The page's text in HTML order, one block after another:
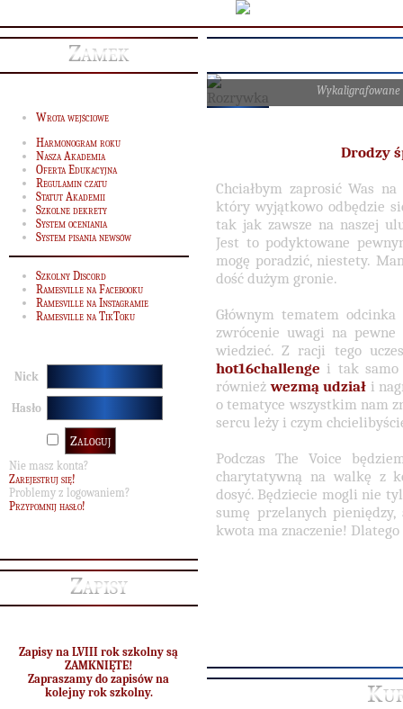
Zamek
Wrota wejściowe
Harmonogram roku
Nasza Akademia
Oferta Edukacyjna
Regulamin czatu
Statut Akademii
Szkolne dekrety
System oceniania
System pisania newsów
Szkolny Discord
Ramesville na Facebooku
Ramesville na Instagramie
Ramesville na TikToku
Nick
Hasło
Nie masz konta?
Zarejestruj się!
Problemy z logowaniem?
Przypomnij hasło!
Zapisy
Zapisy na LVIII rok szkolny są
ZAMKNIĘTE!
Zapraszamy do zapisów na
kolejny rok szkolny.
Drodzy
Chciałbym zaprosić Was na
który wyjątkowo odbędzie
tak jak zawsze na naszej
Jest to podyktowane
mogę poradzić, niestety.
dość dużym gronie.
Głównym tematem
zwrócenie uwagi na
wiedzieć. Z racji tego
hot16challenge i tak samo
równieżwezmą udział i
o tematyce wszystkim nam
sercu leży i czym
Podczas The Voice
charytatywną na walkę z
dosyć. Będziecie mogli nie
sumę przelanych
kwota ma znaczenie!